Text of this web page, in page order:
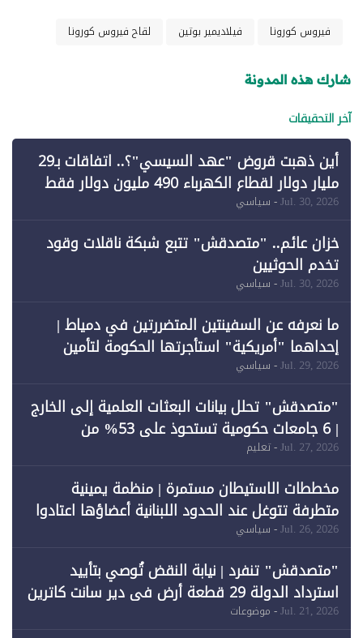
فيروس كورونا فيلاديمير بوتين لقاح فيروس كورونا
شارك هذه المدونة
آخر التحقيقات
أين ذهبت قروض "عهد السيسي"؟.. اتفاقات بـ29
مليار دولار لقطاع الكهرباء 490 مليون دولار فقط
لـ"الطاقة المتجددة" (1)
Jul. 30, 2026- سياسي
خزان عائم.. "متصدقش" تتبع شبكة ناقلات وقود
تخدم الحوثيين
Jul. 30, 2026- سياسي
ما نعرفه عن السفينتين المتضررتين في دمياط |
إحداهما "أمريكية" استأجرتها الحكومة لتأمين
احتياجات الطاقة
Jul. 29, 2026- سياسي
"متصدقش" تحلل بيانات البعثات العلمية إلى الخارج
| 6 جامعات حكومية تستحوذ على 53% من
Jul. 27, 2026- تعليم
مخططات الاستيطان مستمرة | منظمة يمينية
متطرفة تتوغل عند الحدود اللبنانية أعضاؤها اعتادوا
خرق الحدود
Jul. 26, 2026- سياسي
"متصدقش" تنفرد | نيابة النقض تُوصي بتأييد
استرداد الدولة 29 قطعة أرض في دير سانت كاترين
وقبول طعن الحكومة جزئيًا (1)
Jul. 21, 2026- موضوعات